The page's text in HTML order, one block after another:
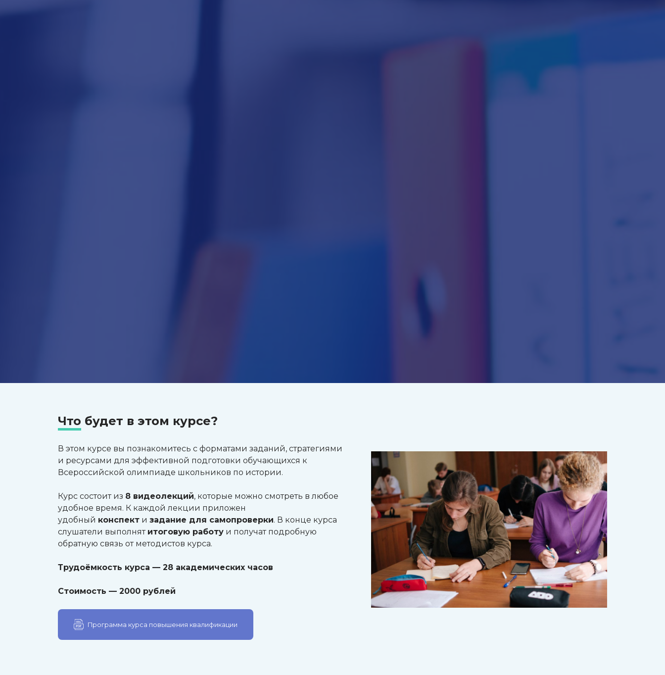
Что будет в этом курсе?
В этом курсе вы познакомитесь с форматами заданий, стратегиями
и ресурсами для эффективной подготовки обучающихся к
Всероссийской олимпиаде школьников по истории.
Курс состоит из 8 видеолекций, которые можно смотреть в любое
удобное время. К каждой лекции приложен
удобный конспект и задание для самопроверки. В конце курса
слушатели выполнят итоговую работу и получат подробную
обратную связь от методистов курса.
Трудоёмкость курса — 28 академических часов
Стоимость — 2000 рублей
Программа курса повышения квалификации